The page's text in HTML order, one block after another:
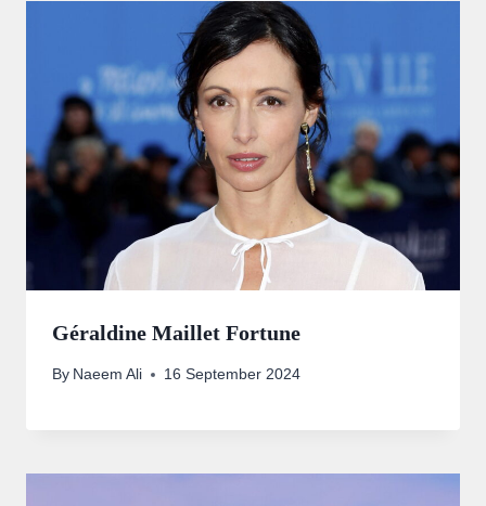
Géraldine Maillet Fortune
By Naeem Ali 16 September 2024